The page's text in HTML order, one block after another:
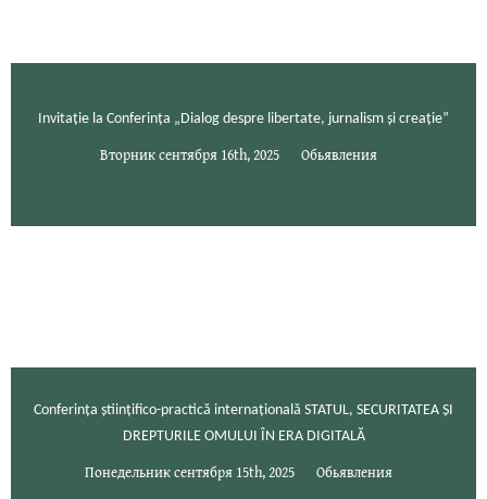
Invitație la Conferința „Dialog despre libertate, jurnalism și creație”
Вторник сентября 16th, 2025 Обьявления
Conferința științifico-practică internațională STATUL, SECURITATEA ȘI
DREPTURILE OMULUI ÎN ERA DIGITALĂ
Понедельник сентября 15th, 2025 Обьявления